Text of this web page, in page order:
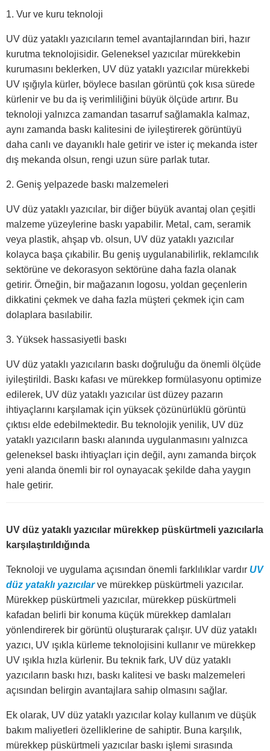
1. Vur ve kuru teknoloji
UV düz yataklı yazıcıların temel avantajlarından biri, hazır
kurutma teknolojisidir. Geleneksel yazıcılar mürekkebin
kurumasını beklerken, UV düz yataklı yazıcılar mürekkebi
UV ışığıyla kürler, böylece basılan görüntü çok kısa sürede
kürlenir ve bu da iş verimliliğini büyük ölçüde artırır. Bu
teknoloji yalnızca zamandan tasarruf sağlamakla kalmaz,
aynı zamanda baskı kalitesini de iyileştirerek görüntüyü
daha canlı ve dayanıklı hale getirir ve ister iç mekanda ister
dış mekanda olsun, rengi uzun süre parlak tutar.
2. Geniş yelpazede baskı malzemeleri
UV düz yataklı yazıcılar, bir diğer büyük avantaj olan çeşitli
malzeme yüzeylerine baskı yapabilir. Metal, cam, seramik
veya plastik, ahşap vb. olsun, UV düz yataklı yazıcılar
kolayca başa çıkabilir. Bu geniş uygulanabilirlik, reklamcılık
sektörüne ve dekorasyon sektörüne daha fazla olanak
getirir. Örneğin, bir mağazanın logosu, yoldan geçenlerin
dikkatini çekmek ve daha fazla müşteri çekmek için cam
dolaplara basılabilir.
3. Yüksek hassasiyetli baskı
UV düz yataklı yazıcıların baskı doğruluğu da önemli ölçüde
iyileştirildi. Baskı kafası ve mürekkep formülasyonu optimize
edilerek, UV düz yataklı yazıcılar üst düzey pazarın
ihtiyaçlarını karşılamak için yüksek çözünürlüklü görüntü
çıktısı elde edebilmektedir. Bu teknolojik yenilik, UV düz
yataklı yazıcıların baskı alanında uygulanmasını yalnızca
geleneksel baskı ihtiyaçları için değil, aynı zamanda birçok
yeni alanda önemli bir rol oynayacak şekilde daha yaygın
hale getirir.
UV düz yataklı yazıcılar mürekkep püskürtmeli yazıcılarla
karşılaştırıldığında
Teknoloji ve uygulama açısından önemli farklılıklar vardır UV
düz yataklı yazıcılarve mürekkep püskürtmeli yazıcılar.
Mürekkep püskürtmeli yazıcılar, mürekkep püskürtmeli
kafadan belirli bir konuma küçük mürekkep damlaları
yönlendirerek bir görüntü oluşturarak çalışır. UV düz yataklı
yazıcı, UV ışıkla kürleme teknolojisini kullanır ve mürekkep
UV ışıkla hızla kürlenir. Bu teknik fark, UV düz yataklı
yazıcıların baskı hızı, baskı kalitesi ve baskı malzemeleri
açısından belirgin avantajlara sahip olmasını sağlar.
Ek olarak, UV düz yataklı yazıcılar kolay kullanım ve düşük
bakım maliyetleri özelliklerine de sahiptir. Buna karşılık,
mürekkep püskürtmeli yazıcılar baskı işlemi sırasında